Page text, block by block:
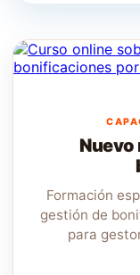
Nuevo
Formación
gestión de
para